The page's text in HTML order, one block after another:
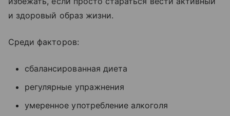
и здоровый образ жизни.
Среди факторов:
сбалансированная диета
регулярные упражнения
умеренное употребление алкоголя